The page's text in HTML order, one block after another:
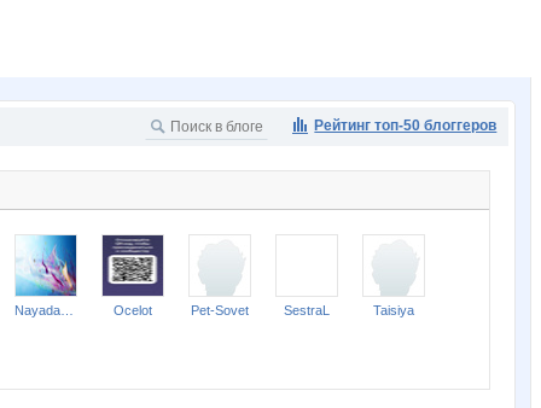
Рейтинг топ-50 блоггеров
Ocelot Pet-Sovet SestraL Taisiya